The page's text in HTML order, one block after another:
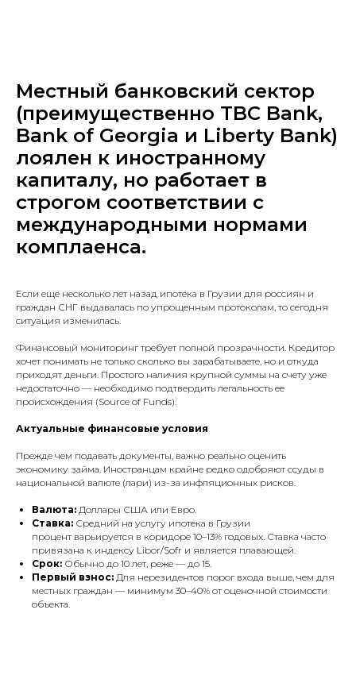
Местный банковский сектор
(преимущественно TBC Bank,
Bank of Georgia и Liberty Bank)
лоялен к иностранному
капиталу, но работает в
строгом соответствии с
международными нормами
комплаенса.
Если еще несколько лет назад ипотека в Грузии для россиян и
граждан СНГ выдавалась по упрощенным протоколам, то сегодня
ситуация изменилась.
Финансовый мониторинг требует полной прозрачности. Кредитор
хочет понимать не только сколько вы зарабатываете, но и откуда
приходят деньги. Простого наличия крупной суммы на счету уже
недостаточно — необходимо подтвердить легальность ее
происхождения (Source of Funds).
Актуальные финансовые условия
Прежде чем подавать документы, важно реально оценить
экономику займа. Иностранцам крайне редко одобряют ссуды в
национальной валюте (лари) из-за инфляционных рисков.
Валюта: Доллары США или Евро.
Ставка: Средний на услугу ипотека в Грузии
процент варьируется в коридоре 10–13% годовых. Ставка часто
привязана к индексу Libor/Sofr и является плавающей.
Срок: Обычно до 10 лет, реже — до 15.
Первый взнос: Для нерезидентов порог входа выше, чем для
местных граждан — минимум 30–40% от оценочной стоимости
объекта.